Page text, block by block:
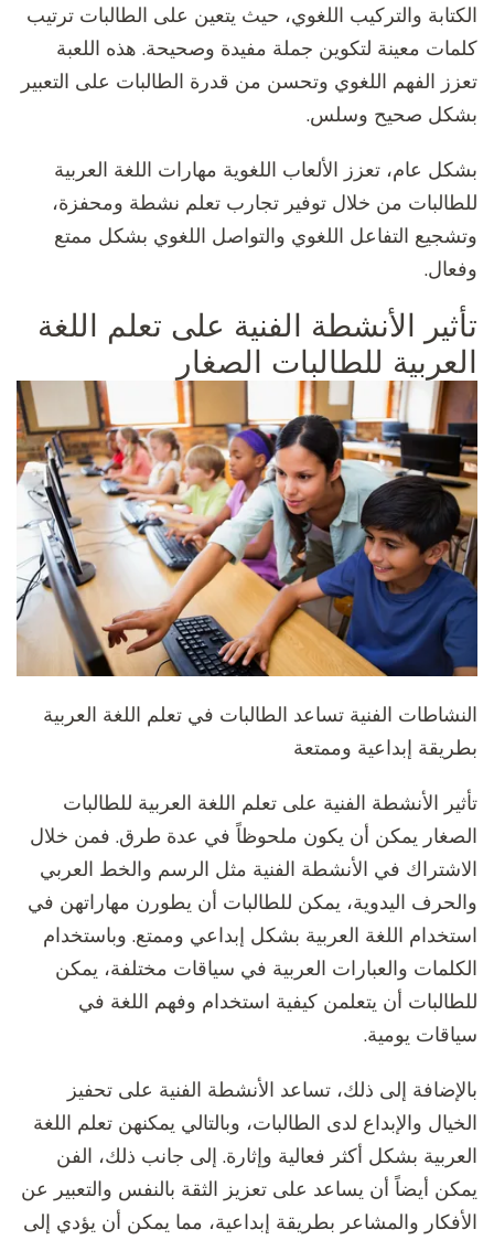
الكتابة والتركيب اللغوي، حيث يتعين على الطالبات ترتيب
كلمات معينة لتكوين جملة مفيدة وصحيحة. هذه اللعبة
تعزز الفهم اللغوي وتحسن من قدرة الطالبات على التعبير
بشكل صحيح وسلس.
بشكل عام، تعزز الألعاب اللغوية مهارات اللغة العربية
للطالبات من خلال توفير تجارب تعلم نشطة ومحفزة،
وتشجيع التفاعل اللغوي والتواصل اللغوي بشكل ممتع
وفعال.
تأثير الأنشطة الفنية على تعلم اللغة
العربية للطالبات الصغار
النشاطات الفنية تساعد الطالبات في تعلم اللغة العربية
بطريقة إبداعية وممتعة
تأثير الأنشطة الفنية على تعلم اللغة العربية للطالبات
الصغار يمكن أن يكون ملحوظاً في عدة طرق. فمن خلال
الاشتراك في الأنشطة الفنية مثل الرسم والخط العربي
والحرف اليدوية، يمكن للطالبات أن يطورن مهاراتهن في
استخدام اللغة العربية بشكل إبداعي وممتع. وباستخدام
الكلمات والعبارات العربية في سياقات مختلفة، يمكن
للطالبات أن يتعلمن كيفية استخدام وفهم اللغة في
سياقات يومية.
بالإضافة إلى ذلك، تساعد الأنشطة الفنية على تحفيز
الخيال والإبداع لدى الطالبات، وبالتالي يمكنهن تعلم اللغة
العربية بشكل أكثر فعالية وإثارة. إلى جانب ذلك، الفن
يمكن أيضاً أن يساعد على تعزيز الثقة بالنفس والتعبير عن
الأفكار والمشاعر بطريقة إبداعية، مما يمكن أن يؤدي إلى